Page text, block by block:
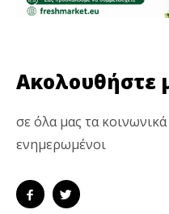
Ακολουθήστε
σε όλα μας τα κοινωνικά
ενημερωμένοι